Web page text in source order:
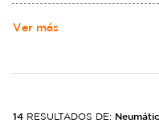
Ver más
14 RESULTADOS DE: